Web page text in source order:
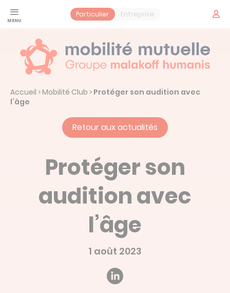
Particulier Entreprise
Prendre un rendez-vous
Santé
Jeune
Prévoyance
Contrat obsèques
Services
Vos services santé
Mobilité Mutuelle
Accueil >Mobilité Club > Protéger son audition avec
l’âge
Retour aux actualités
Protéger son
audition avec
l’âge
1 août 2023
Panneau de gestion des cookies